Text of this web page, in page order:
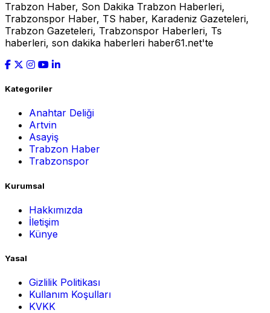
Trabzon Haber, Son Dakika Trabzon Haberleri,
Trabzonspor Haber, TS haber, Karadeniz Gazeteleri,
Trabzon Gazeteleri, Trabzonspor Haberleri, Ts
haberleri, son dakika haberleri haber61.net'te
Kategoriler
Anahtar Deliği
Artvin
Asayiş
Trabzon Haber
Trabzonspor
Kurumsal
Hakkımızda
İletişim
Künye
Yasal
Gizlilik Politikası
Kullanım Koşulları
KVKK